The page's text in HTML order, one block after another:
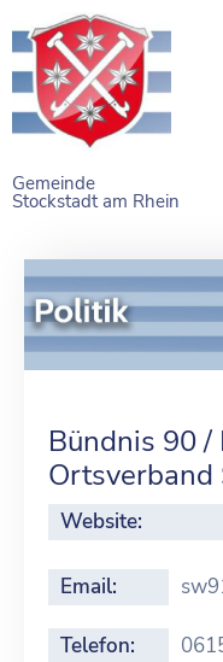
Gemeinde
Stockstadt am Rhein
STARTSEITE
BÜRGERSERVICE
NAHERHOLUNG
VEREINE
Bündnis 90 /
Ortsverband
Website:
Email:
Telefon: